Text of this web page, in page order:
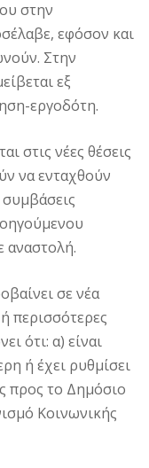
στην
εφόσον και
Στην
εξ
εργοδότη.
στις νέες θέσεις
να ενταχθούν
αναστολή.
σε νέα
περισσότερες
ότι: α) είναι
ή έχει ρυθμίσει
προς το Δημόσιο
Κοινωνικής